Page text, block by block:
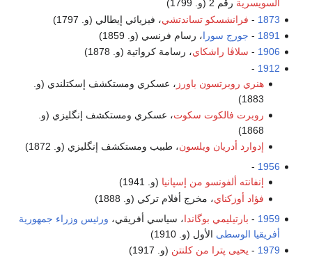
السويسرية رقم 2 (و. 1799)
1873
- فرانشسكو تساندتشي، فيزيائي إيطالي (و. 1797)
1891
- جورج سورا، رسام فرنسي (و. 1859)
1906
- سلاڤا راشكاي، رسامة كرواتية (و. 1878)
1912
-
هنري روبرتسون باورز ، عسكري ومستكشف إسكتلندي (و.
1883)
روبرت فالكوت سكوت، عسكري ومستكشف إنگليزي (و.
1868)
إدوارد أدريان ويلسون، طبيب ومستكشف إنگليزي (و. 1872)
1956
-
إنفانته ألفونسو من إسپانيا (و. 1941)
فؤاد أوزكناي، مخرج أفلام تركي (و. 1888)
1959
- بارتيليمي بوگاندا، سياسي أفريقي، ورئيس وزراء جمهورية
أفريقيا الوسطى الأول (و. 1910)
1979
- يحيى پترا من كلنتن (و. 1917)